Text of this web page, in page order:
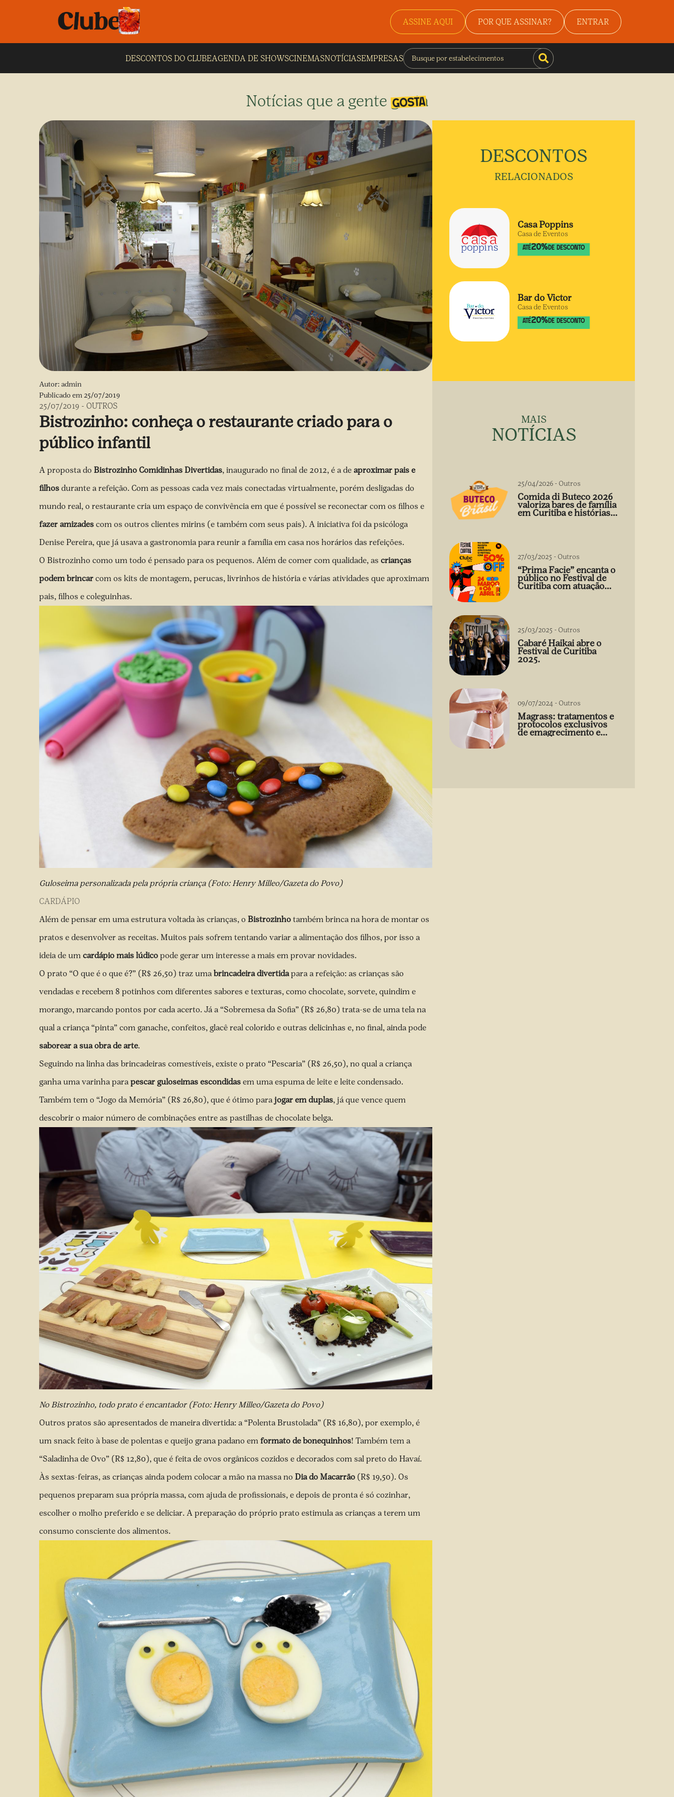
ASSINE AQUI POR QUE ASSINAR? ENTRAR
DESCONTOS DO CLUBEAGENDA DE SHOWSCINEMASNOTÍCIASEMPRESAS
Notícias que a gente gosta
Autor: admin
Publicado em25/07/2019
25/07/2019 - OUTROS
Bistrozinho: conheça o restaurante criado para o
público infantil
A proposta do Bistrozinho Comidinhas Divertidas, inaugurado no final de 2012, é a de aproximar pais e
filhos durante a refeição. Com as pessoas cada vez mais conectadas virtualmente, porém desligadas do
mundo real, o restaurante cria um espaço de convivência em que é possível se reconectar com os filhos e
fazer amizades com os outros clientes mirins (e também com seus pais). A iniciativa foi da psicóloga
Denise Pereira, que já usava a gastronomia para reunir a família em casa nos horários das refeições.
O Bistrozinho como um todo é pensado para os pequenos. Além de comer com qualidade, as crianças
podem brincar com os kits de montagem, perucas, livrinhos de história e várias atividades que aproximam
pais, filhos e coleguinhas.
Guloseima personalizada pela própria criança (Foto: Henry Milleo/Gazeta do Povo)
CARDÁPIO
Além de pensar em uma estrutura voltada às crianças, o Bistrozinho também brinca na hora de montar os
pratos e desenvolver as receitas. Muitos pais sofrem tentando variar a alimentação dos filhos, por isso a
ideia de um cardápio mais lúdico pode gerar um interesse a mais em provar novidades.
O prato “O que é o que é?” (R$ 26,50) traz uma brincadeira divertidapara a refeição: as crianças são
vendadas e recebem 8 potinhos com diferentes sabores e texturas, como chocolate, sorvete, quindim e
morango, marcando pontos por cada acerto. Já a “Sobremesa da Sofia” (R$ 26,80) trata-se de uma tela na
qual a criança “pinta” com ganache, confeitos, glacê real colorido e outras delicinhas e, no final, ainda pode
saborear a sua obra de arte.
Seguindo na linha das brincadeiras comestíveis, existe o prato “Pescaria” (R$ 26,50), no qual a criança
ganha uma varinha para pescar guloseimas escondidas em uma espuma de leite e leite condensado.
Também tem o “Jogo da Memória” (R$ 26,80), que é ótimo para jogar em duplas, já que vence quem
descobrir o maior número de combinações entre as pastilhas de chocolate belga.
No Bistrozinho, todo prato é encantador (Foto: Henry Milleo/Gazeta do Povo)
Outros pratos são apresentados de maneira divertida: a “Polenta Brustolada” (R$ 16,80), por exemplo, é
um snack feito à base de polentas e queijo grana padano em formato de bonequinhos! Também tem a
“Saladinha de Ovo” (R$ 12,80), que é feita de ovos orgânicos cozidos e decorados com sal preto do Havaí.
Às sextas-feiras, as crianças ainda podem colocar a mão na massa no Dia do Macarrão (R$ 19,50). Os
pequenos preparam sua própria massa, com ajuda de profissionais, e depois de pronta é só cozinhar,
escolher o molho preferido e se deliciar. A preparação do próprio prato estimula as crianças a terem um
consumo consciente dos alimentos.
DESCONTOS
RELACIONADOS
Casa Poppins
Casa de Eventos
ATÉ20%DE DESCONTO
Bar do Victor
Casa de Eventos
ATÉ20%DE DESCONTO
MAIS
NOTÍCIAS
25/04/2026 -Outros
Comida di Buteco 2026
valoriza bares de família
em Curitiba e histórias
27/03/2025 -Outros
“Prima Facie” encanta o
público no Festival de
Curitiba com atuação
arrebatadora de Débora
25/03/2025 -Outros
Cabaré Haikai abre o
Festival de Curitiba
2025.
09/07/2024 -Outros
Magrass: tratamentos e
protocolos exclusivos
de emagrecimento e
estética sem uso de